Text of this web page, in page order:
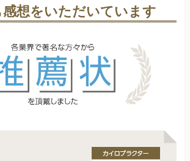
想をいただいています